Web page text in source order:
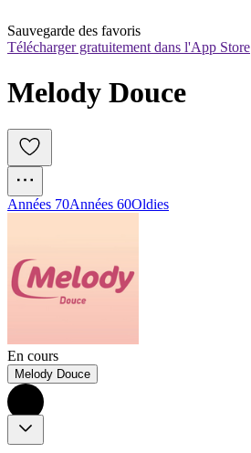
Sauvegarde des favoris
Télécharger gratuitement dans l'App Store
Melody Douce
Années 70Années 60Oldies
En cours
Melody Douce